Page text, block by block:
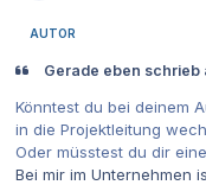
AUTOR
Gerade eben schrieb
Könntest du bei deinem
in die Projektleitung
Oder müsstest du dir
Bei mir im Unternehmen